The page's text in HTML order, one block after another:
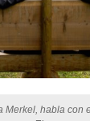
Merkel, habla con